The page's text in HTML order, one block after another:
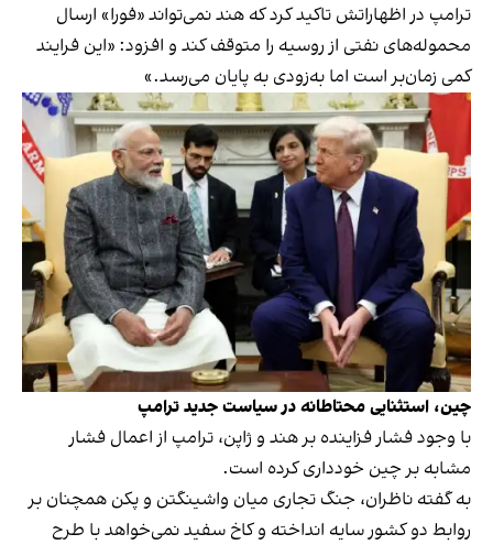
ترامپ در اظهاراتش تاکید کرد که هند نمی‌تواند «فورا» ارسال
محموله‌های نفتی از روسیه را متوقف کند و افزود: «این فرایند
کمی زمان‌بر است اما به‌زودی به پایان می‌رسد.»
چین، استثنایی محتاطانه در سیاست جدید ترامپ
با وجود فشار فزاینده بر هند و ژاپن، ترامپ از اعمال فشار
مشابه بر چین خودداری کرده است.
به گفته ناظران، جنگ تجاری میان واشینگتن و پکن همچنان بر
روابط دو کشور سایه انداخته و کاخ سفید نمی‌خواهد با طرح